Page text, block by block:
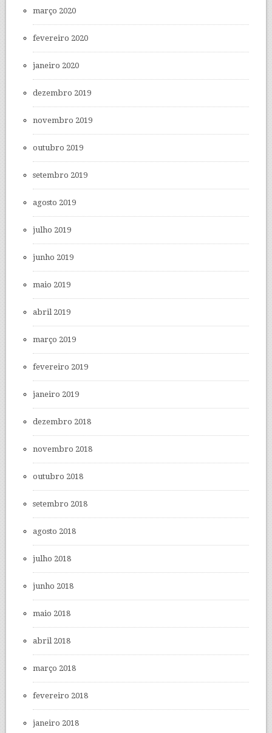
março 2020
fevereiro 2020
janeiro 2020
dezembro 2019
novembro 2019
outubro 2019
setembro 2019
agosto 2019
julho 2019
junho 2019
maio 2019
abril 2019
março 2019
fevereiro 2019
janeiro 2019
dezembro 2018
novembro 2018
outubro 2018
setembro 2018
agosto 2018
julho 2018
junho 2018
maio 2018
abril 2018
março 2018
fevereiro 2018
janeiro 2018